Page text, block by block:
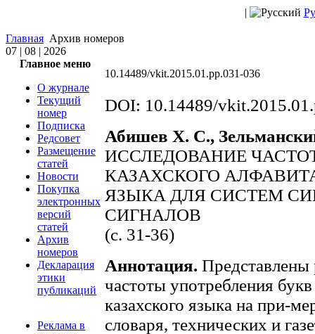
|
Главная Архив номеров
07 | 08 | 2026
Главное меню
О журнале
Текущий
номер
Подписка
Редсовет
Размещение
статей
Новости
Покупка
электронных
версий
статей
Архив
номеров
Декларация
этики
публикаций
Реклама в
10.14489/vkit.2015.01.pp.031-036
DOI: 10.14489/
Абишев Х. С.,
ИССЛЕДОВАНИЕ
КАЗАХСКОГО
ЯЗЫКА ДЛЯ СИСТЕМ
СИГНАЛОВ
(с. 31-36)
Аннотация. Представлены
частоты употребления
казахского языка на при-
словаря, технических и